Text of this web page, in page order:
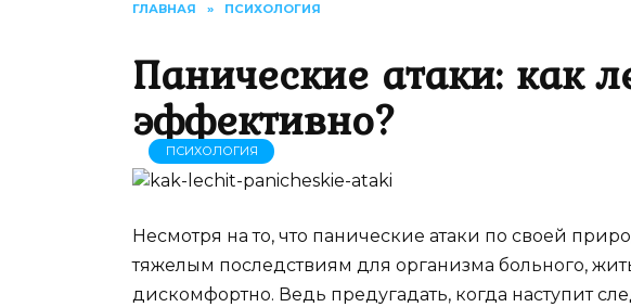
ГЛАВНАЯ » ПСИХОЛОГИЯ
Панические атаки: как
эффективно?
ПСИХОЛОГИЯ
Несмотря на то, что панические атаки по своей
тяжелым последствиям для организма больного,
дискомфортно. Ведь предугадать, когда наступит